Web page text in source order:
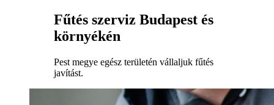
Fűtés szerviz Budapest és
környékén
Pest megye egész területén vállaljuk fűtés
javítást.